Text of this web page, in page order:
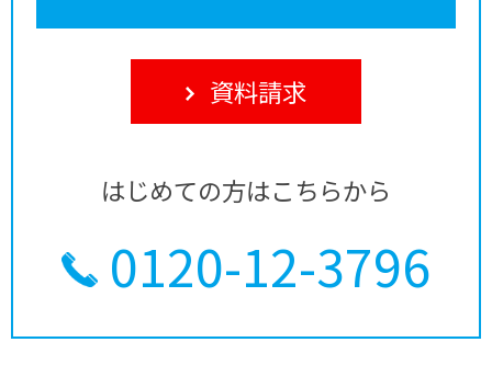
資料請求
はじめての方はこちらから
0120-12-3796